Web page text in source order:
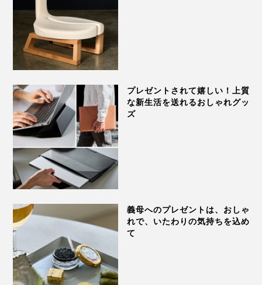
実際、顔も体も、お湯の中で何度もなでるうちにツルッ
ツルになるし、髪をシャンプーで洗う頻度も減ったの
で、お風呂がずいぶんラクに。
1日の終わりに、こんな楽しみができるなんて！“究極の
炭酸湯”、あなたも試してみてください。
プレゼントされて嬉しい！上質
な新生活を送れるおしゃれグッ
ズ
義母へのプレゼントは、おしゃ
れで、いたわりの気持ちを込め
て